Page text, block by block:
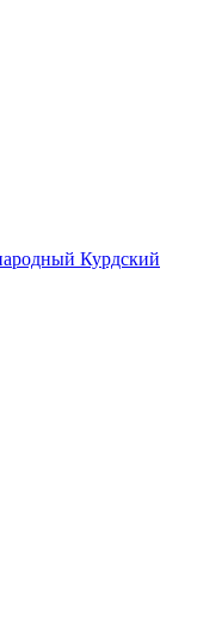
Курдский